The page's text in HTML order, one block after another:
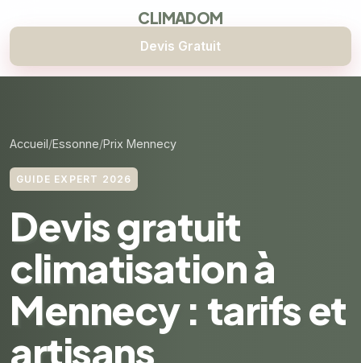
CLIMADOM
Devis Gratuit
Accueil Essonne Prix Mennecy
GUIDE EXPERT 2026
Devis gratuit
climatisation à
Mennecy : tarifs et
artisans